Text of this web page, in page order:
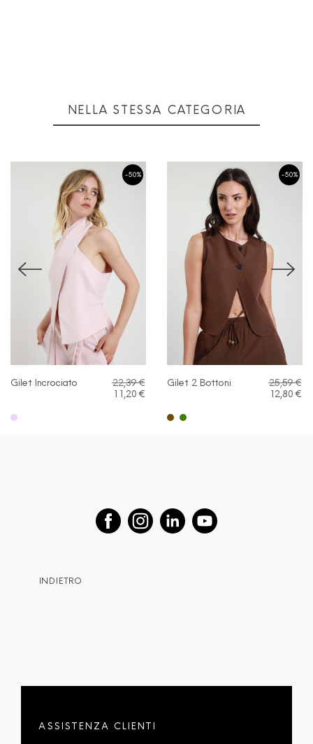
NELLA STESSA CATEGORIA
-50%
Gilet Incrociato
22,39 €
11,20 €
ROSA CIPRIA
-50%
Gilet 2 Bottoni
25,59 €
12,80 €
CAFFEVERDE MILITARE
INDIETRO
ASSISTENZA CLIENTI